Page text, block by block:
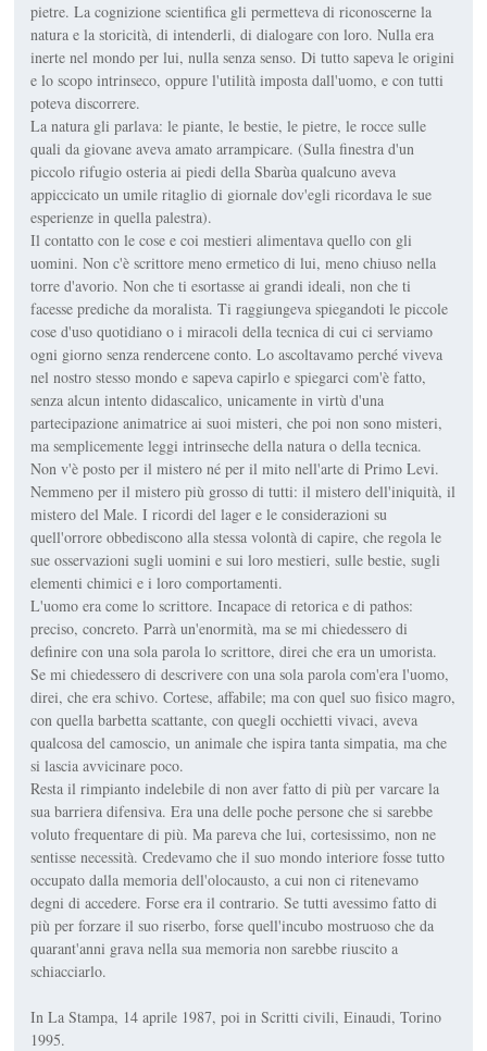
pietre. La cognizione scientifica gli permetteva di riconoscerne la
natura e la storicità, di intenderli, di dialogare con loro. Nulla era
inerte nel mondo per lui, nulla senza senso. Di tutto sapeva le origini
e lo scopo intrinseco, oppure l'utilità imposta dall'uomo, e con tutti
poteva discorrere.
La natura gli parlava: le piante, le bestie, le pietre, le rocce sulle
quali da giovane aveva amato arrampicare. (Sulla finestra d'un
piccolo rifugio osteria ai piedi della Sbarùa qualcuno aveva
appiccicato un umile ritaglio di giornale dov'egli ricordava le sue
esperienze in quella palestra).
Il contatto con le cose e coi mestieri alimentava quello con gli
uomini. Non c'è scrittore meno ermetico di lui, meno chiuso nella
torre d'avorio. Non che ti esortasse ai grandi ideali, non che ti
facesse prediche da moralista. Ti raggiungeva spiegandoti le piccole
cose d'uso quotidiano o i miracoli della tecnica di cui ci serviamo
ogni giorno senza rendercene conto. Lo ascoltavamo perché viveva
nel nostro stesso mondo e sapeva capirlo e spiegarci com'è fatto,
senza alcun intento didascalico, unicamente in virtù d'una
partecipazione animatrice ai suoi misteri, che poi non sono misteri,
ma semplicemente leggi intrinseche della natura o della tecnica.
Non v'è posto per il mistero né per il mito nell'arte di Primo Levi.
Nemmeno per il mistero più grosso di tutti: il mistero dell'iniquità, il
mistero del Male. I ricordi del lager e le considerazioni su
quell'orrore obbediscono alla stessa volontà di capire, che regola le
sue osservazioni sugli uomini e sui loro mestieri, sulle bestie, sugli
elementi chimici e i loro comportamenti.
L'uomo era come lo scrittore. Incapace di retorica e di pathos:
preciso, concreto. Parrà un'enormità, ma se mi chiedessero di
definire con una sola parola lo scrittore, direi che era un umorista.
Se mi chiedessero di descrivere con una sola parola com'era l'uomo,
direi, che era schivo. Cortese, affabile; ma con quel suo fisico magro,
con quella barbetta scattante, con quegli occhietti vivaci, aveva
qualcosa del camoscio, un animale che ispira tanta simpatia, ma che
si lascia avvicinare poco.
Resta il rimpianto indelebile di non aver fatto di più per varcare la
sua barriera difensiva. Era una delle poche persone che si sarebbe
voluto frequentare di più. Ma pareva che lui, cortesissimo, non ne
sentisse necessità. Credevamo che il suo mondo interiore fosse tutto
occupato dalla memoria dell'olocausto, a cui non ci ritenevamo
degni di accedere. Forse era il contrario. Se tutti avessimo fatto di
più per forzare il suo riserbo, forse quell'incubo mostruoso che da
quarant'anni grava nella sua memoria non sarebbe riuscito a
schiacciarlo.
In La Stampa, 14 aprile 1987, poi in Scritti civili, Einaudi, Torino
1995.